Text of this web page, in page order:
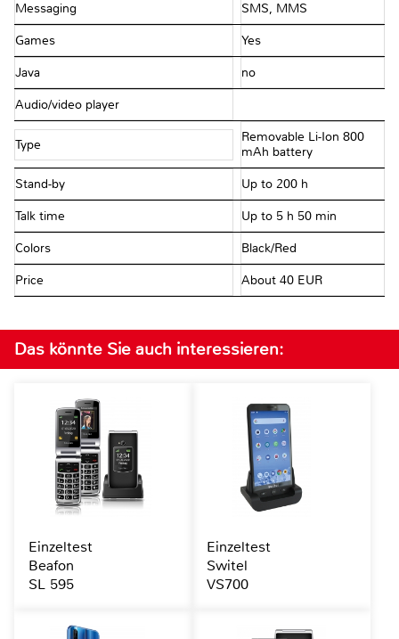
Messaging SMS, MMS
Games Yes
Java no
Audio/video player
Type
Removable Li-Ion 800
mAh battery
Stand-by Up to 200 h
Talk time Up to 5 h 50 min
Colors Black/Red
Price About 40 EUR
Das könnte Sie auch interessieren:
Einzeltest
Beafon
SL 595
Einzeltest
Switel
VS700